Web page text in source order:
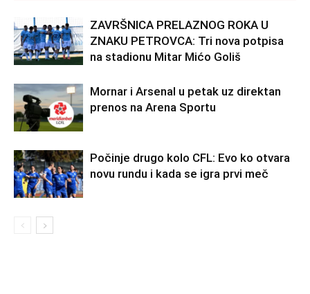
ZAVRŠNICA PRELAZNOG ROKA U
ZNAKU PETROVCA: Tri nova potpisa
na stadionu Mitar Mićo Goliš
Mornar i Arsenal u petak uz direktan
prenos na Arena Sportu
Počinje drugo kolo CFL: Evo ko otvara
novu rundu i kada se igra prvi meč